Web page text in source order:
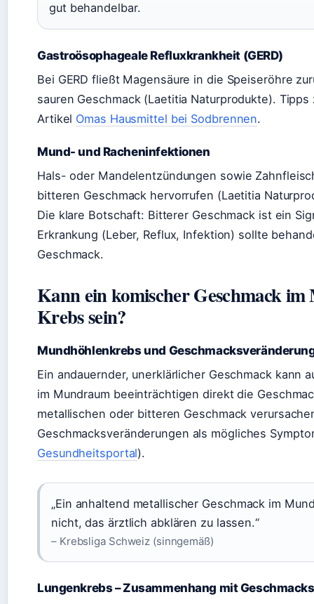
gut behandelbar.
Gastroösophageale Refluxkrankheit (GERD)
Bei GERD fließt Magensäure in die Speiseröhre
sauren Geschmack (Laetitia Naturprodukte).
Artikel Omas Hausmittel bei Sodbrennen.
Mund- und Racheninfektionen
Hals- oder Mandelentzündungen sowie
bitteren Geschmack hervorrufen (Laetitia
Die klare Botschaft: Bitterer Geschmack ist ein
Erkrankung (Leber, Reflux, Infektion) sollte
Geschmack.
Kann ein komischer Geschmack
Krebs sein?
Mundhöhlenkrebs und
Ein andauernder, unerklärlicher Geschmack kann
im Mundraum beeinträchtigen direkt die
metallischen oder bitteren Geschmack
Geschmacksveränderungen als mögliches
Gesundheitsportal).
„Ein anhaltend metallischer Geschmack im
nicht, das ärztlich abklären zu lassen.“
– Krebsliga Schweiz (sinngemäß)
Lungenkrebs – Zusammenhang mit